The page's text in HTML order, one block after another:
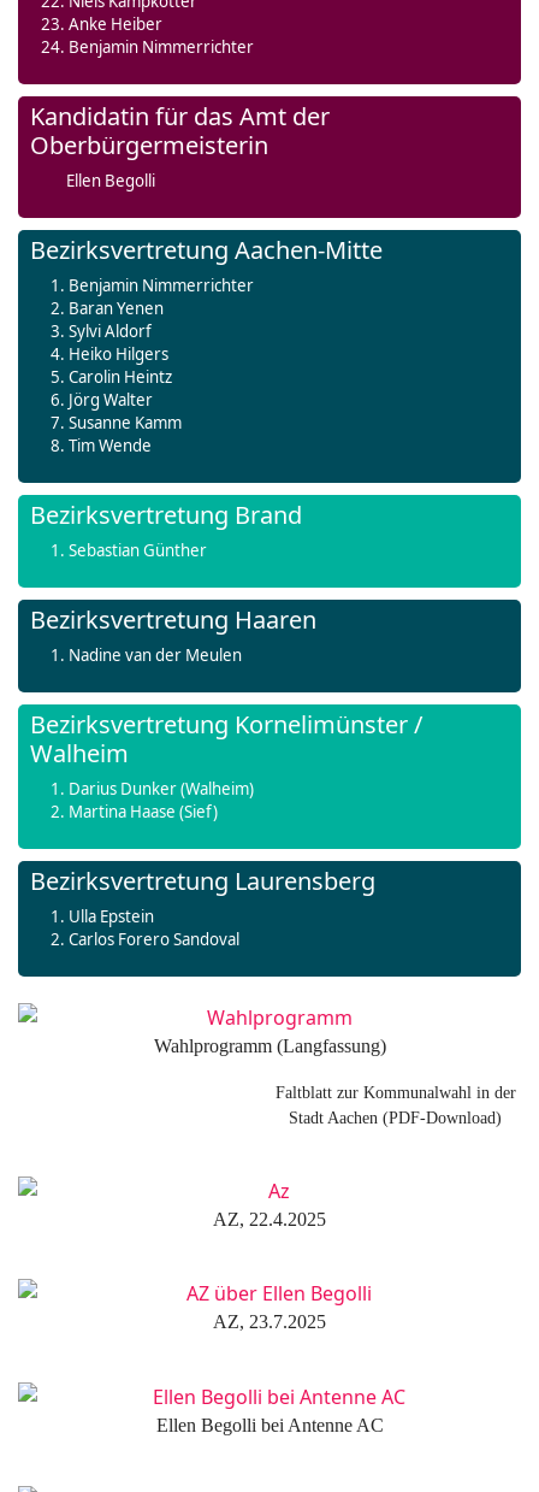
Anke Heiber
Benjamin Nimmerrichter
Kandidatin für das Amt der
Oberbürgermeisterin
Ellen Begolli
Bezirksvertretung Aachen-Mitte
Benjamin Nimmerrichter
Baran Yenen
Sylvi Aldorf
Heiko Hilgers
Carolin Heintz
Jörg Walter
Susanne Kamm
Tim Wende
Bezirksvertretung Brand
Sebastian Günther
Bezirksvertretung Haaren
Nadine van der Meulen
Bezirksvertretung Kornelimünster /
Walheim
Darius Dunker (Walheim)
Martina Haase (Sief)
Bezirksvertretung Laurensberg
Ulla Epstein
Carlos Forero Sandoval
Wahlprogramm (Langfassung)
Faltblatt zur Kommunalwahl in der
Stadt Aachen (PDF-Download)
AZ, 22.4.2025
AZ, 23.7.2025
Ellen Begolli bei Antenne AC